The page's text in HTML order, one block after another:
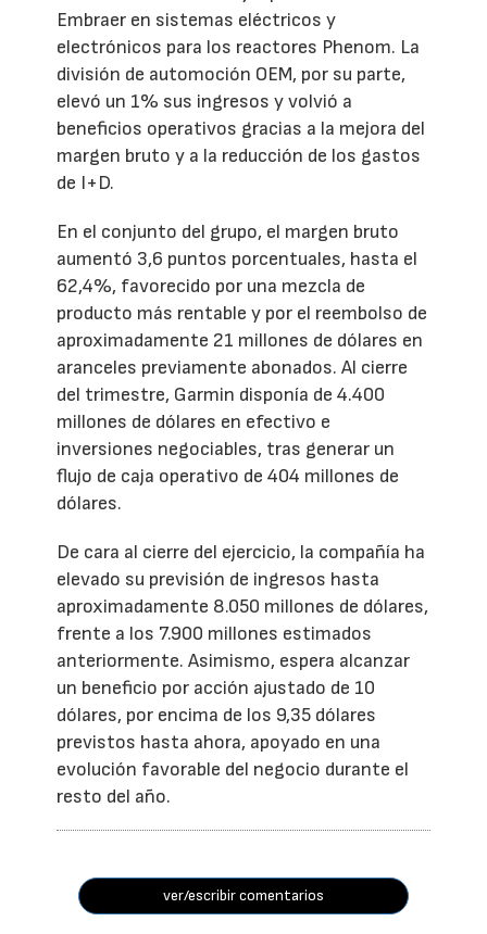
Embraer en sistemas eléctricos y
electrónicos para los reactores Phenom. La
división de automoción OEM, por su parte,
elevó un 1% sus ingresos y volvió a
beneficios operativos gracias a la mejora del
margen bruto y a la reducción de los gastos
de I+D.
En el conjunto del grupo, el margen bruto
aumentó 3,6 puntos porcentuales, hasta el
62,4%, favorecido por una mezcla de
producto más rentable y por el reembolso de
aproximadamente 21 millones de dólares en
aranceles previamente abonados. Al cierre
del trimestre, Garmin disponía de 4.400
millones de dólares en efectivo e
inversiones negociables, tras generar un
flujo de caja operativo de 404 millones de
dólares.
De cara al cierre del ejercicio, la compañía ha
elevado su previsión de ingresos hasta
aproximadamente 8.050 millones de dólares,
frente a los 7.900 millones estimados
anteriormente. Asimismo, espera alcanzar
un beneficio por acción ajustado de 10
dólares, por encima de los 9,35 dólares
previstos hasta ahora, apoyado en una
evolución favorable del negocio durante el
resto del año.
ver/escribir comentarios